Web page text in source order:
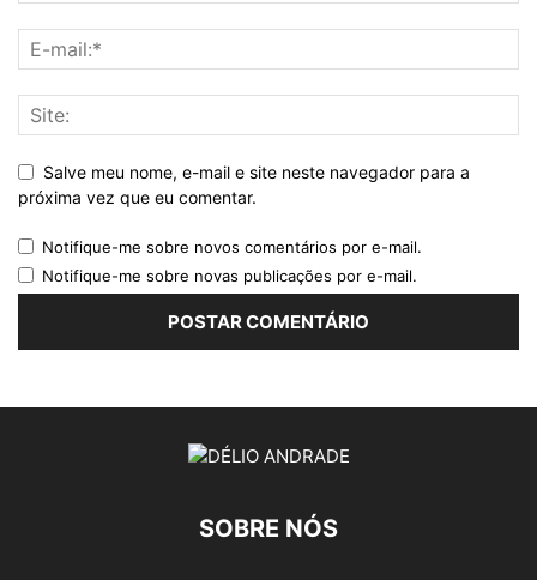
Salve meu nome, e-mail e site neste navegador para a
próxima vez que eu comentar.
Notifique-me sobre novos comentários por e-mail.
Notifique-me sobre novas publicações por e-mail.
SOBRE NÓS